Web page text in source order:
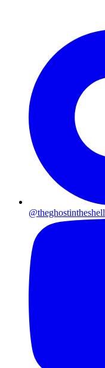
@theghostintheshell